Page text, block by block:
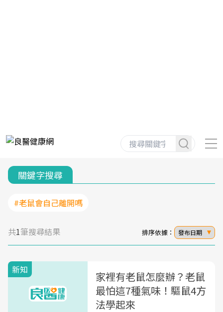
關鍵字搜尋
#老鼠會自己離開嗎
共1筆搜尋結果 排序依據： 發布日期
新知
家裡有老鼠怎麼辦？老鼠
最怕這7種氣味！驅鼠4方
法學起來